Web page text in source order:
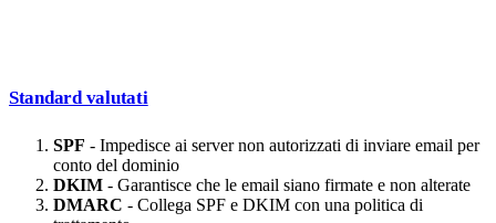
Standard valutati
SPF - Impedisce ai server non autorizzati di inviare email per
conto del dominio
DKIM - Garantisce che le email siano firmate e non alterate
DMARC - Collega SPF e DKIM con una politica di